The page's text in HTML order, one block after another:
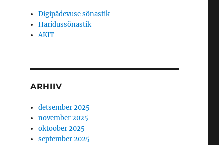
Digipädevuse sõnastik
Haridussõnastik
AKIT
ARHIIV
detsember 2025
november 2025
oktoober 2025
september 2025